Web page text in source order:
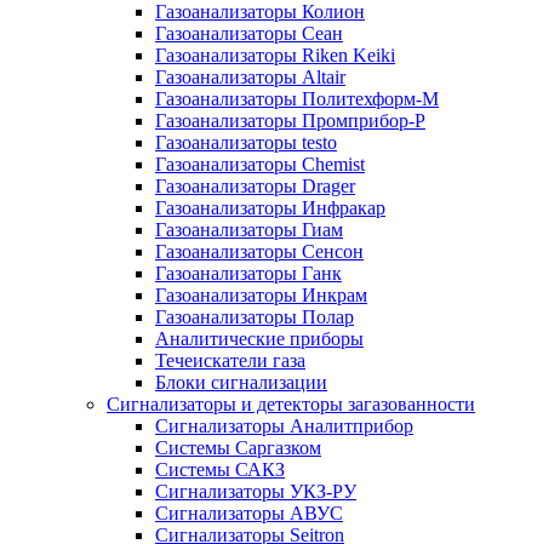
Газоанализаторы Колион
Газоанализаторы Сеан
Газоанализаторы Riken Keiki
Газоанализаторы Altair
Газоанализаторы Политехформ-М
Газоанализаторы Промприбор-Р
Газоанализаторы testo
Газоанализаторы Chemist
Газоанализаторы Drager
Газоанализаторы Инфракар
Газоанализаторы Гиам
Газоанализаторы Сенсон
Газоанализаторы Ганк
Газоанализаторы Инкрам
Газоанализаторы Полар
Аналитические приборы
Течеискатели газа
Блоки сигнализации
Сигнализаторы и детекторы загазованности
Сигнализаторы Аналитприбор
Системы Саргазком
Системы САКЗ
Сигнализаторы УКЗ-РУ
Сигнализаторы АВУС
Сигнализаторы Seitron